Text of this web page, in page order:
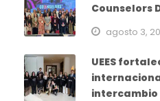
Counselors
agosto 3,
UEES
intercambio